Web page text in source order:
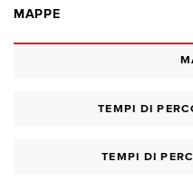
MAPPE
TEMPI DI
TEMPI DI